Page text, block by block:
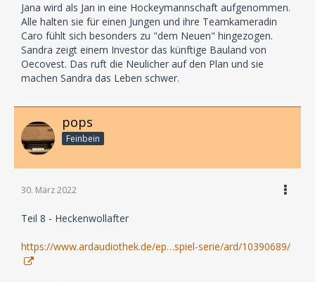
Jana wird als Jan in eine Hockeymannschaft aufgenommen.
Alle halten sie für einen Jungen und ihre Teamkameradin
Caro fühlt sich besonders zu "dem Neuen" hingezogen.
Sandra zeigt einem Investor das künftige Bauland von
Oecovest. Das ruft die Neulicher auf den Plan und sie
machen Sandra das Leben schwer.
pops
Feinbein
30. März 2022
Teil 8 - Heckenwollafter
https://www.ardaudiothek.de/ep…spiel-serie/ard/10390689/